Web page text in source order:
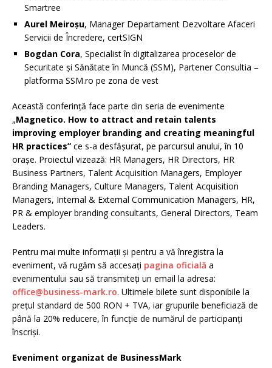
Smartree
Aurel Meiroșu, Manager Departament Dezvoltare Afaceri
Servicii de Încredere, certSIGN
Bogdan Cora, Specialist în digitalizarea proceselor de
Securitate și Sănătate în Muncă (SSM), Partener Consultia –
platforma SSM.ro pe zona de vest
Această conferință face parte din seria de evenimente
„Magnetico. How to attract and retain talents
improving employer branding and creating meaningful
HR practices” ce s-a desfășurat, pe parcursul anului, în 10
orașe. Proiectul vizează: HR Managers, HR Directors, HR
Business Partners, Talent Acquisition Managers, Employer
Branding Managers, Culture Managers, Talent Acquisition
Managers, Internal & External Communication Managers, HR,
PR & employer branding consultants, General Directors, Team
Leaders.
Pentru mai multe informații și pentru a vă înregistra la
eveniment, vă rugăm să accesați pagina oficială a
evenimentului sau să transmiteți un email la adresa:
office@business-mark.ro. Ultimele bilete sunt disponibile la
prețul standard de 500 RON + TVA, iar grupurile beneficiază de
până la 20% reducere, în funcție de numărul de participanți
înscriși.
Eveniment organizat de BusinessMark